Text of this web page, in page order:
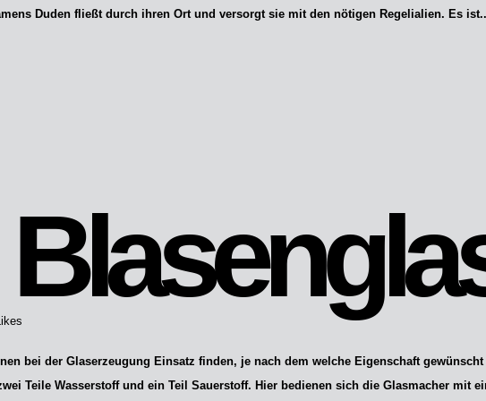
Duden fließt durch ihren Ort und versorgt sie mit den nötigen Regelialien. Es
bei der Glaserzeugung Einsatz finden, je nach dem welche Eigenschaft
Teile Wasserstoff und ein Teil Sauerstoff. Hier bedienen sich die Glasmacher mit